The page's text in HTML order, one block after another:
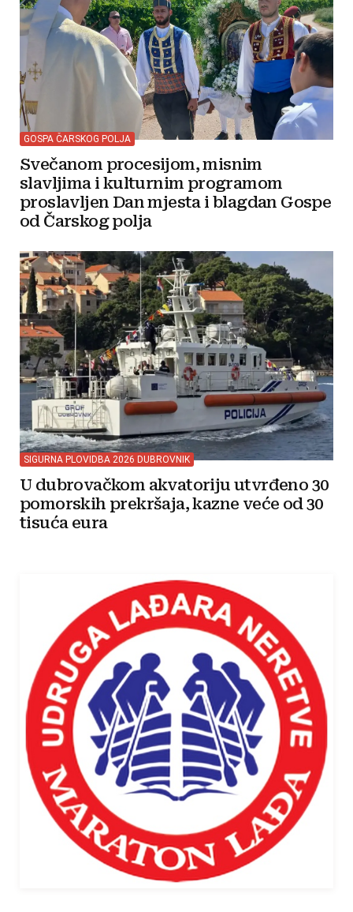
GOSPA ČARSKOG POLJA
Svečanom procesijom, misnim
slavljima i kulturnim programom
proslavljen Dan mjesta i blagdan Gospe
od Čarskog polja
SIGURNA PLOVIDBA 2026 DUBROVNIK
U dubrovačkom akvatoriju utvrđeno 30
pomorskih prekršaja, kazne veće od 30
tisuća eura